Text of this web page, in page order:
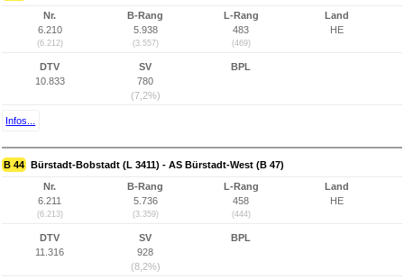
Nr.
6.210
(6.212)
B-Rang
5.938
(3.557)
L-Rang
483
(469)
Land
HE
DTV
10.833
SV
780
(7,2%)
BPL
Infos...
B 44 Bürstadt-Bobstadt (L 3411) - AS Bürstadt-West (B 47)
Nr.
6.211
(6.213)
B-Rang
5.736
(3.359)
L-Rang
458
(444)
Land
HE
DTV
11.316
SV
928
(8,2%)
BPL